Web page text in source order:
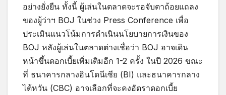
อย่างยั่งยืน ทั้งนี้ ผู้เล่นในตลาดจะรอจับตาถ้อยแถลง
ของผู้ว่าฯ BOJ ในช่วง Press Conference เพื่อ
ประเมินแนวโน้มการดำเนินนโยบายการเงินของ
BOJ หลังผู้เล่นในตลาดต่างเชื่อว่า BOJ อาจเดิน
หน้าขึ้นดอกเบี้ยเพิ่มเติมอีก 1-2 ครั้ง ในปี 2026 ขณะ
ที่ ธนาคารกลางอินโดนีเซีย (BI) และธนาคารกลาง
ไต้หวัน (CBC) อาจเลือกที่จะคงอัตราดอกเบี้ย